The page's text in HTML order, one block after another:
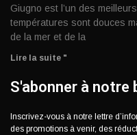
Giugno est l’un des
températures sont douces
de la mer et de la
Lire la suite "
S'abonner à
Inscrivez-vous à notre lettre
des promotions à venir, des